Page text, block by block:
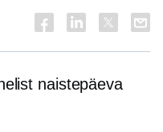
naistepäeva